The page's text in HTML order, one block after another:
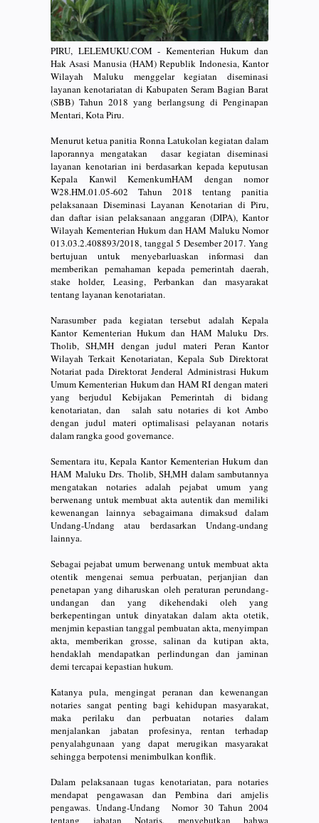
PIRU, LELEMUKU.COM - Kementerian Hukum dan
Hak Asasi Manusia (HAM) Republik Indonesia, Kantor
Wilayah Maluku menggelar kegiatan diseminasi
layanan kenotariatan di Kabupaten Seram Bagian Barat
(SBB) Tahun 2018 yang berlangsung di Penginapan
Mentari, Kota Piru.
Menurut ketua panitia Ronna Latukolan kegiatan dalam
laporannya mengatakan dasar kegiatan diseminasi
layanan kenotarian ini berdasarkan kepada keputusan
Kepala Kanwil KemenkumHAM dengan nomor
W28.HM.01.05-602 Tahun 2018 tentang panitia
pelaksanaan Diseminasi Layanan Kenotarian di Piru,
dan daftar isian pelaksanaan anggaran (DIPA), Kantor
Wilayah Kementerian Hukum dan HAM Maluku Nomor
013.03.2.408893/2018, tanggal 5 Desember 2017. Yang
bertujuan untuk menyebarluaskan informasi dan
memberikan pemahaman kepada pemerintah daerah,
stake holder, Leasing, Perbankan dan masyarakat
tentang layanan kenotariatan.
Narasumber pada kegiatan tersebut adalah Kepala
Kantor Kementerian Hukum dan HAM Maluku Drs.
Tholib, SH,MH dengan judul materi Peran Kantor
Wilayah Terkait Kenotariatan, Kepala Sub Direktorat
Notariat pada Direktorat Jenderal Administrasi Hukum
Umum Kementerian Hukum dan HAM RI dengan materi
yang berjudul Kebijakan Pemerintah di bidang
kenotariatan, dan salah satu notaries di kot Ambo
dengan judul materi optimalisasi pelayanan notaris
dalam rangka good governance.
Sementara itu, Kepala Kantor Kementerian Hukum dan
HAM Maluku Drs. Tholib, SH,MH dalam sambutannya
mengatakan notaries adalah pejabat umum yang
berwenang untuk membuat akta autentik dan memiliki
kewenangan lainnya sebagaimana dimaksud dalam
Undang-Undang atau berdasarkan Undang-undang
lainnya.
Sebagai pejabat umum berwenang untuk membuat akta
otentik mengenai semua perbuatan, perjanjian dan
penetapan yang diharuskan oleh peraturan perundang-
undangan dan yang dikehendaki oleh yang
berkepentingan untuk dinyatakan dalam akta otetik,
menjmin kepastian tanggal pembuatan akta, menyimpan
akta, memberikan grosse, salinan da kutipan akta,
hendaklah mendapatkan perlindungan dan jaminan
demi tercapai kepastian hukum.
Katanya pula, mengingat peranan dan kewenangan
notaries sangat penting bagi kehidupan masyarakat,
maka perilaku dan perbuatan notaries dalam
menjalankan jabatan profesinya, rentan terhadap
penyalahgunaan yang dapat merugikan masyarakat
sehingga berpotensi menimbulkan konflik.
Dalam pelaksanaan tugas kenotariatan, para notaries
mendapat pengawasan dan Pembina dari amjelis
pengawas. Undang-Undang Nomor 30 Tahun 2004
tentang jabatan Notaris, menyebutkan bahwa